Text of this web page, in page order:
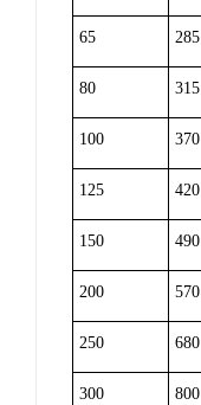
65 285
80 315
100 370
125 420
150 490
200 570
250 680
300 800